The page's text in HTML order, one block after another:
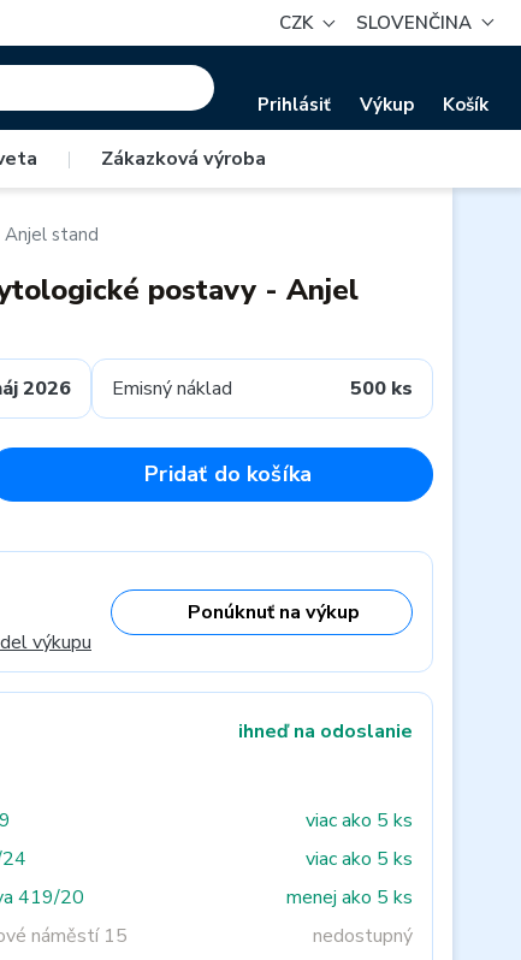
CZK SLOVENČINA
Prihlásiť Výkup Košík
| Zákazková výroba
stand
postavy - Anjel
2026 Emisný náklad 500 ks
Pridať do košíka
výkupu
Ponúknuť na výkup
ihneď na odoslanie
viac ako 5 ks
viac ako 5 ks
419/20
menej ako 5 ks
náměstí 15
nedostupný